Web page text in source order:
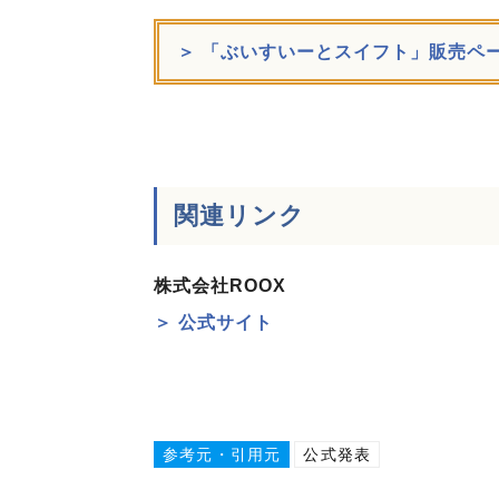
＞ 「ぶいすいーとスイフト」販売ペ
関連リンク
株式会社ROOX
＞ 公式サイト
参考元・引用元 公式発表